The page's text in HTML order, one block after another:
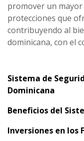
promover un
protecciones que
contribuyendo al
dominicana, con el
Sistema de
Dominicana
Beneficios del
Inversiones en los